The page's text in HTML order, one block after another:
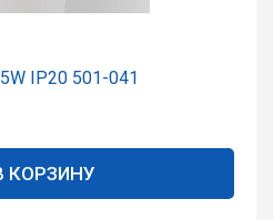
IP20 501-041
КОРЗИНУ